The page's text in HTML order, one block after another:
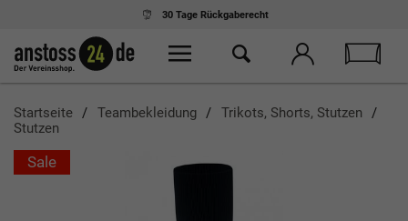
30 Tage Rückgaberecht
Startseite Teambekleidung
Trikots, Shorts, Stutzen
Stutzen
Sale